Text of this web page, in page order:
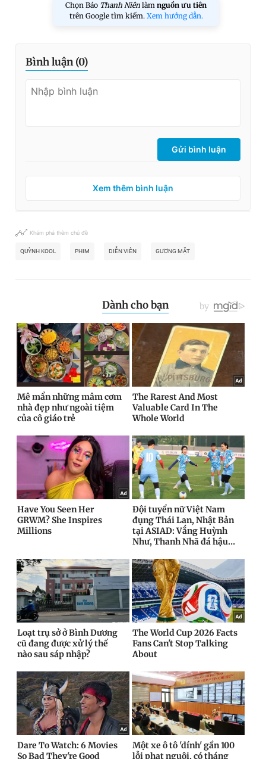
Chọn Báo Thanh Niên làm nguồn ưu tiên
trên Google tìm kiếm. Xem hướng dẫn.
Bình luận (0)
Gửi bình luận
Xem thêm bình luận
Khám phá thêm chủ đề
QUỲNH KOOL PHIM DIỄN VIÊN GƯƠNG MẶT